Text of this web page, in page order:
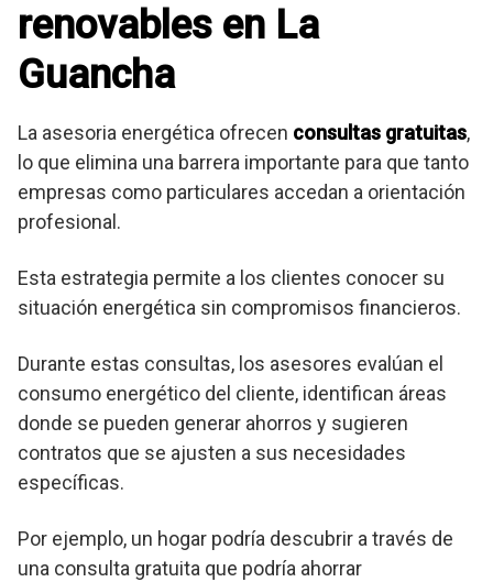
renovables en La
Guancha
La asesoria energética ofrecen consultas gratuitas,
lo que elimina una barrera importante para que tanto
empresas como particulares accedan a orientación
profesional.
Esta estrategia permite a los clientes conocer su
situación energética sin compromisos financieros.
Durante estas consultas, los asesores evalúan el
consumo energético del cliente, identifican áreas
donde se pueden generar ahorros y sugieren
contratos que se ajusten a sus necesidades
específicas.
Por ejemplo, un hogar podría descubrir a través de
una consulta gratuita que podría ahorrar